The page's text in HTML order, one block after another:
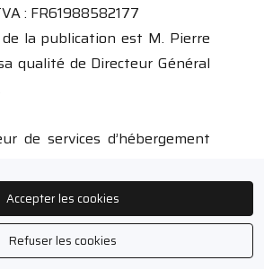
: FR61988582177
la publication est M. Pierre
qualité de Directeur Général
de services d’hébergement
cloud Azure dont le siège
au One Microsoft Place,
Business Park,
Dublin 18, Ireland
Accepter les cookies
Refuser les cookies